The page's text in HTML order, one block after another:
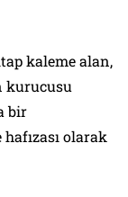
kaleme alan,
kurucusu
bir
olarak